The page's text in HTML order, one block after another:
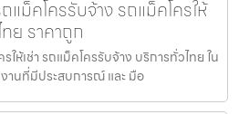
แม็คโครรับจ้าง รถแม็คโครให้
ย ราคาถูก
ห้เช่า รถแม็คโครรับจ้าง บริการทั่วไทย ใน
านที่มีประสบการณ์ และ มือ